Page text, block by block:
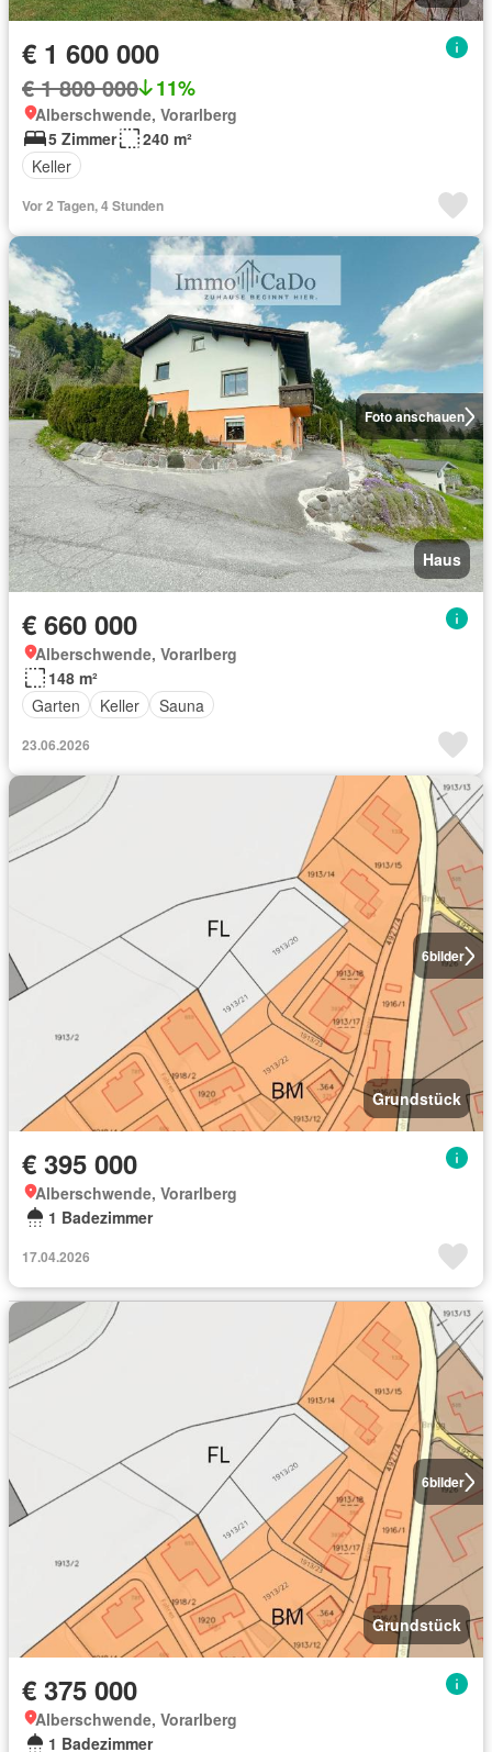
€ 1 600 000
€ 1 800 000 11%
Alberschwende, Vorarlberg
5 Zimmer
240 m²
Keller
Vor 2 Tagen, 4 Stunden
Foto anschauen
Haus
€ 660 000
Alberschwende, Vorarlberg
148 m²
Garten
Keller Sauna
23.06.2026
6bilder
Grundstück
€ 395 000
Alberschwende, Vorarlberg
1 Badezimmer
17.04.2026
6bilder
Grundstück
€ 375 000
Alberschwende, Vorarlberg
1 Badezimmer